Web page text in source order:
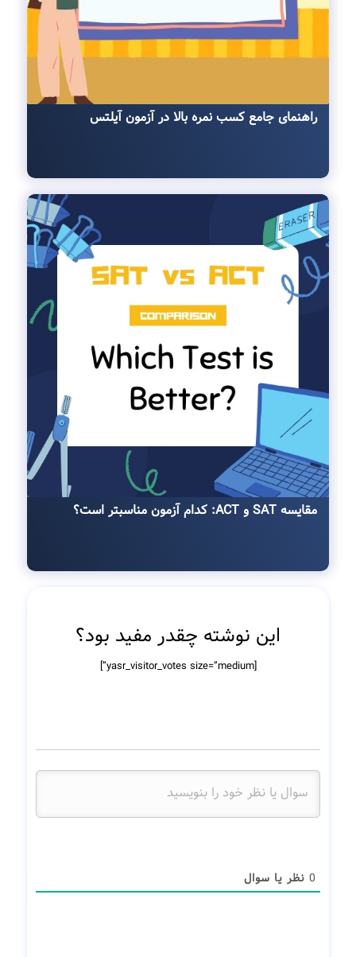
راهنمای جامع کسب نمره بالا در آزمون آیلتس
مقایسه SAT و ACT: کدام آزمون مناسبتر است؟
این نوشته چقدر مفید بود؟
[yasr_visitor_votes size=”medium”]
0 نظر یا سوال